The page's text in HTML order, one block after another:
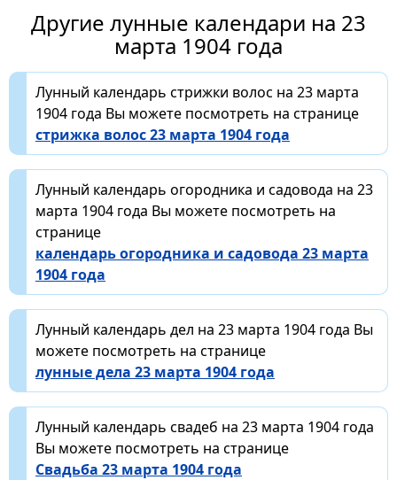
Другие лунные календари на 23
марта 1904 года
Лунный календарь стрижки волос на 23 марта
1904 года Вы можете посмотреть на странице
стрижка волос 23 марта 1904 года
Лунный календарь огородника и садовода на 23
марта 1904 года Вы можете посмотреть на
странице
календарь огородника и садовода 23 марта
1904 года
Лунный календарь дел на 23 марта 1904 года Вы
можете посмотреть на странице
лунные дела 23 марта 1904 года
Лунный календарь свадеб на 23 марта 1904 года
Вы можете посмотреть на странице
Свадьба 23 марта 1904 года